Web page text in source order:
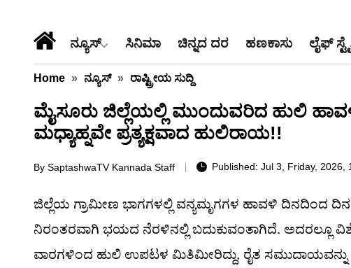
ನ್ಯೂಸ್ ಸಿನಿಮಾ ಚಿನ್ನದ ದರ ಹಣಕಾಸು ಲೈಫ್
Home » ನ್ಯೂಸ್ » ರಾಷ್ಟ್ರೀಯ ಸುದ್ದಿ
ಮೈಸೂರು ಜಿಲ್ಲೆಯಲ್ಲಿ ಮುಂದುವರಿದ ಹುಲಿ
ಮಧ್ಯಾಹ್ನವೇ ಪ್ರತ್ಯಕ್ಷವಾದ ಹುಲಿರಾಯ!!
By SaptashwaTV Kannada Staff Published: Jul 3, Friday, 2026,
ಜಿಲ್ಲೆಯ ಗ್ರಾಮೀಣ ಭಾಗಗಳಲ್ಲಿ ವನ್ಯಮೃಗಗಳ ಹಾವಳಿ ದಿನದಿಂದ ದಿನಕ್ಕೆ
ನಿರಂತರವಾಗಿ ಭಯದ ನೆರಳಿನಲ್ಲಿ ಬದುಕುವಂತಾಗಿದೆ. ಅದರಲ್ಲೂ
ವಾರಗಳಿಂದ ಹುಲಿ ಉಪಟಳ ಮಿತಿಮೀರಿದ್ದು, ರೈತ ಸಮುದಾಯವನ್ನು